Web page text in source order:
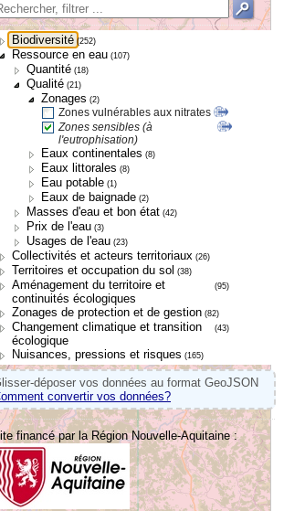
Biodiversité (252)
Ressource en eau (107)
Quantité (18)
Qualité (21)
Zonages (2)
Zones vulnérables aux nitrates
Zones sensibles (à
l'eutrophisation)
Eaux continentales (8)
Eaux littorales (8)
Eau potable (1)
Eaux de baignade (2)
Masses d'eau et bon état (42)
Prix de l'eau (3)
Usages de l'eau (23)
Collectivités et acteurs territoriaux (26)
Territoires et occupation du sol (38)
Aménagement du territoire et
continuités écologiques
(95)
Zonages de protection et de gestion (82)
Changement climatique et transition
écologique
(43)
Nuisances, pressions et risques (165)
déposer vos données au format GeoJSON
convertir vos données?
financé par la Région Nouvelle-Aquitaine :